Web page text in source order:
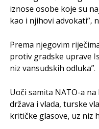
iznose osobe koje su
kao i njihovi advokati”,
Prema njegovim
protiv gradske uprave
niz vansudskih odluka”.
Uoči samita NATO-a
država i vlada, turske
kritičke glasove, uz niz